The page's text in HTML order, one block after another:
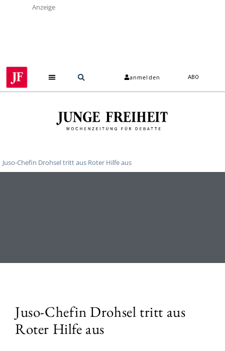
Anzeige
anmelden ABO
Juso-Chefin Drohsel tritt aus Roter Hilfe aus
Juso-Chefin Drohsel tritt aus
Roter Hilfe aus